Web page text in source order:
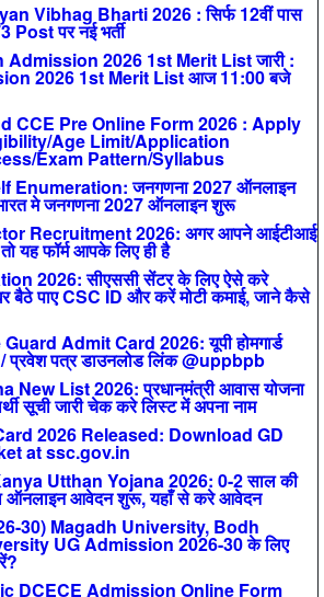
Vibhag Bharti 2026 : सिर्फ 12वीं पास
पर नई भर्ती
2026 1st Merit List जारी :
2026 1st Merit List आज 11:00 बजे
CCE Pre Online Form 2026 : Apply
Age Limit/Application
Exam Pattern/Syllabus
Enumeration: जनगणना 2027 ऑनलाइन
भारत मे जनगणना 2027 ऑनलाइन शुरू
Recruitment 2026: अगर आपने आईटीआई
यह फॉर्म आपके लिए ही है
2026: सीएससी सेंटर के लिए ऐसे करे
पाए CSC ID और करें मोटी कमाई, जाने कैसे
Admit Card 2026: यूपी होमगार्ड
/ प्रवेश पत्र डाउनलोड लिंक @uppbpb
New List 2026: प्रधानमंत्री आवास योजना
सूची जारी चेक करे लिस्ट में अपना नाम
2026 Released: Download GD
at ssc.gov.in
Utthan Yojana 2026: 0-2 साल की
ऑनलाइन आवेदन शुरू, यहाँ से करे आवेदन
30) Magadh University, Bodh
UG Admission 2026-30 के लिए
DCECE Admission Online Form